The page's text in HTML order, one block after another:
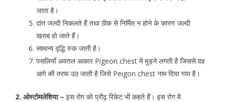
जाता है।
दांत जल्दी निकलते हैं तथा ठीक से निर्मित न होने के कारण जल्दी
खराब हो जाते हैं।
सामान्य वृद्धि रुक जाती है।
पसलियाँ अवतल आकार Pigeon chest में मुड़ने लगती है जिससे वह
आगे की तरफ उठ जाती है जिसे Peigon chest नाम दिया गया है।
2. ओस्टोमलेशिया – इस रोग को प्रौढ़ रिकेट भी कहते हैं। इस रोग में